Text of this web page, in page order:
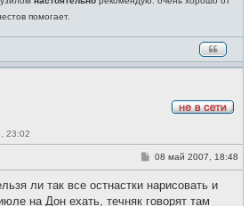
помогает.
е
т
23:02
С
б
щ
08 май 2007, 18:48
ли так все остнастки нарисовать и
на Дон ехать, течняк говорят там